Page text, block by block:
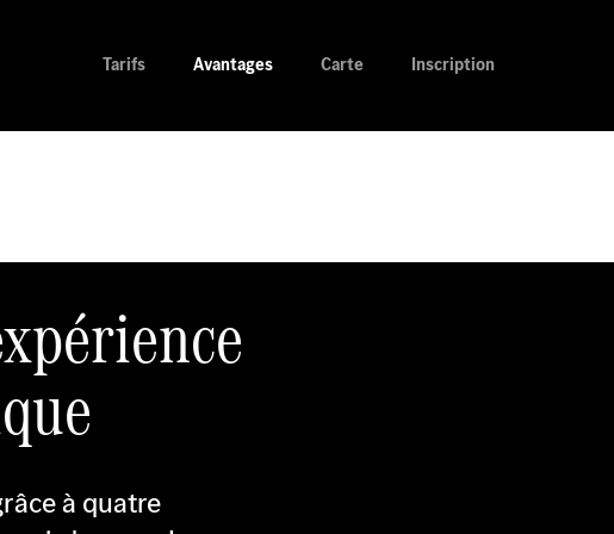
Tarifs Avantages Carte Inscription
à quatre